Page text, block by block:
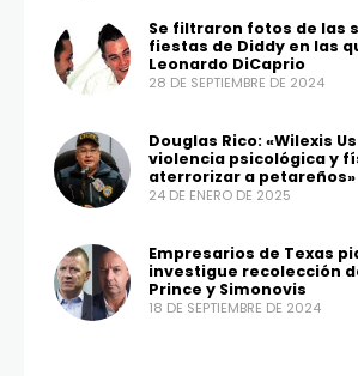
Se filtraron fotos de las
fiestas de Diddy en las
Leonardo DiCaprio
28 DE SEPTIEMBRE DE 2024
Douglas Rico: «Wilexis
violencia psicológica y
aterrorizar a petareños»
24 DE ENERO DE 2025
Empresarios de Texas
investigue recolección
Prince y Simonovis
18 DE SEPTIEMBRE DE 2024